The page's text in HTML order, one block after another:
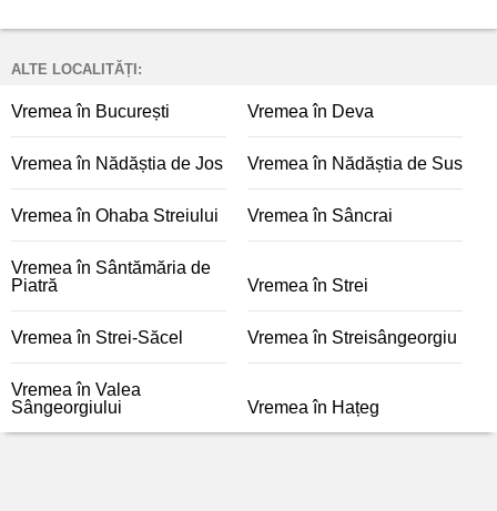
ALTE LOCALITĂȚI:
Vremea în București Vremea în Deva
Vremea în Nădăștia de Jos Vremea în Nădăștia de Sus
Vremea în Ohaba Streiului Vremea în Sâncrai
Vremea în Sântămăria de
Piatră
Vremea în Strei
Vremea în Strei-Săcel Vremea în Streisângeorgiu
Vremea în Valea
Sângeorgiului
Vremea în Hațeg